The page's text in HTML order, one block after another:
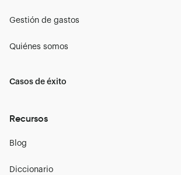
Gestión de gastos
Quiénes somos
Casos de éxito
Recursos
Blog
Diccionario